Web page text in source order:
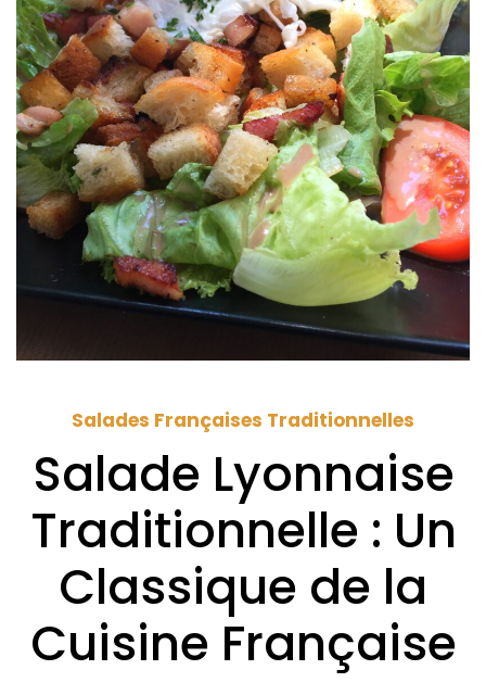
Salades Françaises Traditionnelles
Salade Lyonnaise
Traditionnelle : Un
Classique de la
Cuisine Française